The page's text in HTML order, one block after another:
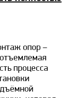
опор –
процесса